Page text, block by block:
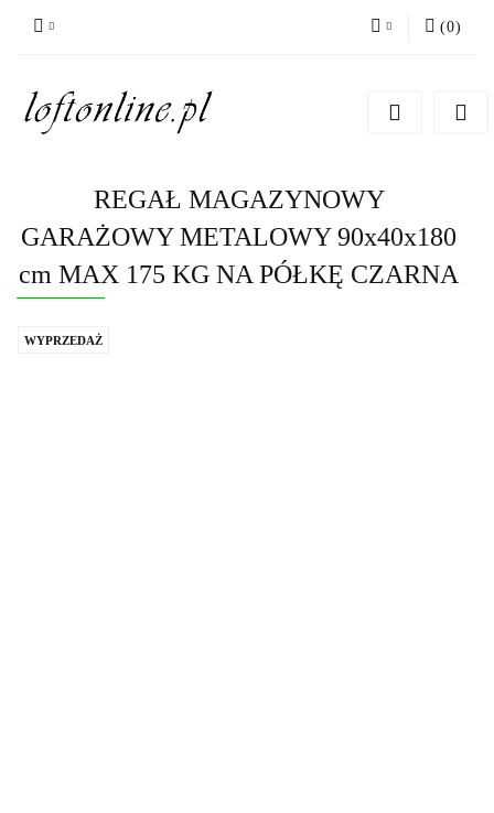
Zarejestruj się
(0)
REGAŁ MAGAZYNOWY
GARAŻOWY METALOWY 90x40x180
cm MAX 175 KG NA PÓŁKĘ CZARNA
WYPRZEDAŻ